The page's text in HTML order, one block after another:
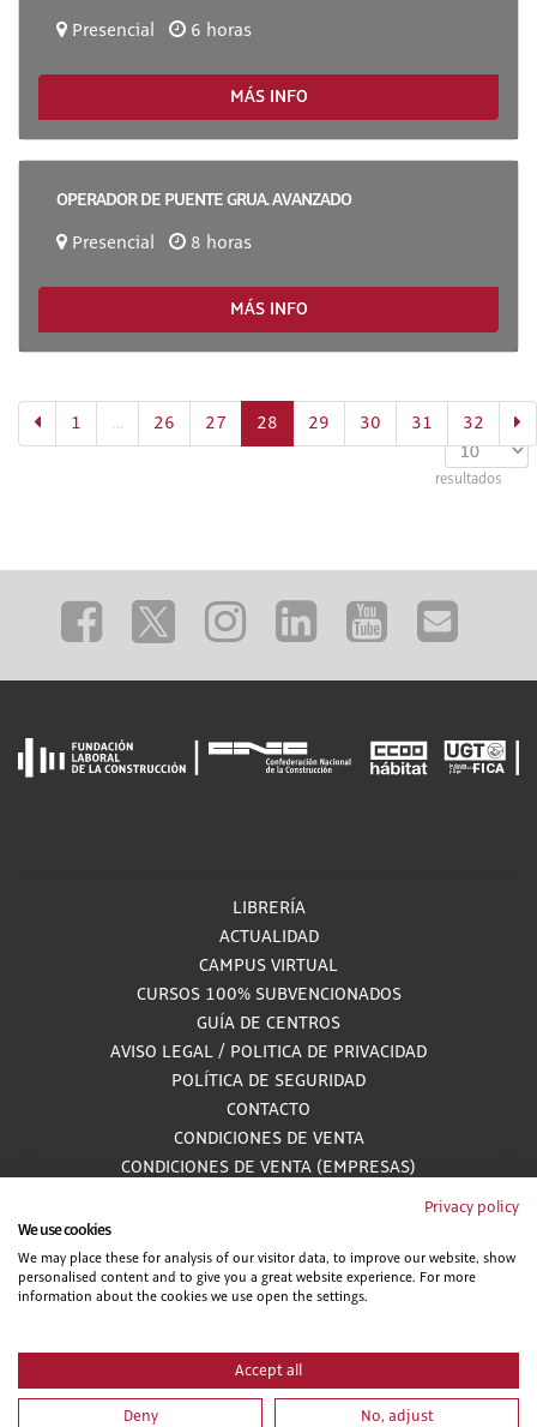
Presencial 6 horas
MÁS INFO
OPERADOR DE PUENTE GRUA. AVANZADO
Presencial 8 horas
MÁS INFO
Mostrar
resultados
1 … 26 27 28 (actual)
29 30 31 32
LIBRERÍA
ACTUALIDAD
CAMPUS VIRTUAL
CURSOS 100% SUBVENCIONADOS
GUÍA DE CENTROS
AVISO LEGAL / POLITICA DE PRIVACIDAD
POLÍTICA DE SEGURIDAD
CONTACTO
CONDICIONES DE VENTA
CONDICIONES DE VENTA (EMPRESAS)
ALCANCE GESTIÓN DE DOCUMENTACIÓN
900 81 33 55
Teléfono gratuito atendido por asesores especializados L-V 8:00 - 15:00
Privacy policy
We use cookies
We may place these for analysis of our visitor data, to improve our website, show
personalised content and to give you a great website experience. For more
information about the cookies we use open the settings.
Accept all
Deny No, adjust